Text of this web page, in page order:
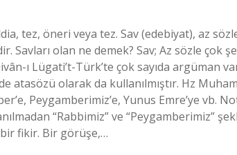
tez, öneri veya tez. Sav (edebiyat), az
Savları olan ne demek? Sav; Az sözle çok
ı Lügati’t-Türk’te çok sayıda argüman
atasözü olarak da kullanılmıştır. Hz
Peygamberimiz’e, Yunus Emre’ye vb.
“Rabbimiz” ve “Peygamberimiz”
bir fikir. Bir görüşe,…